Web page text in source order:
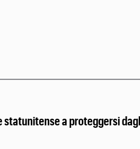
statunitense a proteggersi